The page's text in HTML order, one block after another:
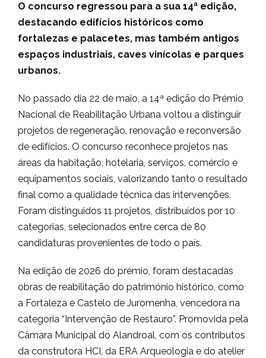
O concurso regressou para a sua 14ª edição,
destacando edifícios históricos como
fortalezas e palacetes, mas também antigos
espaços industriais, caves vinícolas e parques
urbanos.
No passado dia 22 de maio, a 14ª edição do Prémio
Nacional de Reabilitação Urbana voltou a distinguir
projetos de regeneração, renovação e reconversão
de edifícios. O concurso reconhece projetos nas
áreas da habitação, hotelaria, serviços, comércio e
equipamentos sociais, valorizando tanto o resultado
final como a qualidade técnica das intervenções.
Foram distinguidos 11 projetos, distribuídos por 10
categorias, selecionados entre cerca de 80
candidaturas provenientes de todo o país.
Na edição de 2026 do prémio, foram destacadas
obras de reabilitação do património histórico, como
a Fortaleza e Castelo de Juromenha, vencedora na
categoria “Intervenção de Restauro”. Promovida pela
Câmara Municipal do Alandroal, com os contributos
da construtora HCI, da ERA Arqueologia e do atelier